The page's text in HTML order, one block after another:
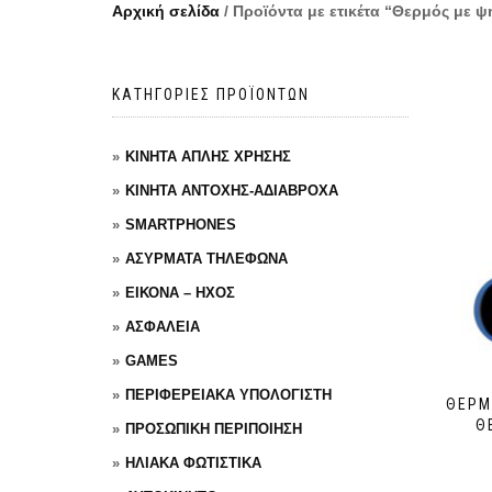
Αρχική σελίδα / Προϊόντα με ετικέτα “Θερμός με
ΚΑΤΗΓΟΡΙΕΣ ΠΡΟΪΟΝΤΩΝ
ΚΙΝΗΤΑ ΑΠΛΗΣ ΧΡΗΣΗΣ
ΚΙΝΗΤΑ ΑΝΤΟΧΗΣ-ΑΔΙΑΒΡΟΧΑ
SMARTPHONES
ΑΣΥΡΜΑΤΑ ΤΗΛΕΦΩΝΑ
ΕΙΚΟΝΑ – ΗΧΟΣ
ΑΣΦΑΛΕΙΑ
GAMES
ΠΕΡΙΦΕΡΕΙΑΚΑ ΥΠΟΛΟΓΙΣΤΗ
ΠΡΟΣΩΠΙΚΗ ΠΕΡΙΠΟΙΗΣΗ
ΗΛΙΑΚΑ ΦΩΤΙΣΤΙΚΑ